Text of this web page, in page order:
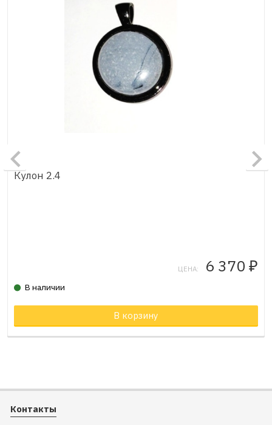
Товар в корзине
Кулон 2.4
ЦЕНА: 6 370 ₽
В наличии
В корзину
Контакты